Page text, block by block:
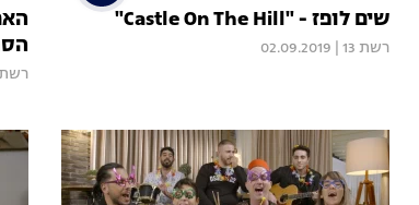
שים לופז - "Castle On The Hill"
רשת 13 02.09.2019
רשת